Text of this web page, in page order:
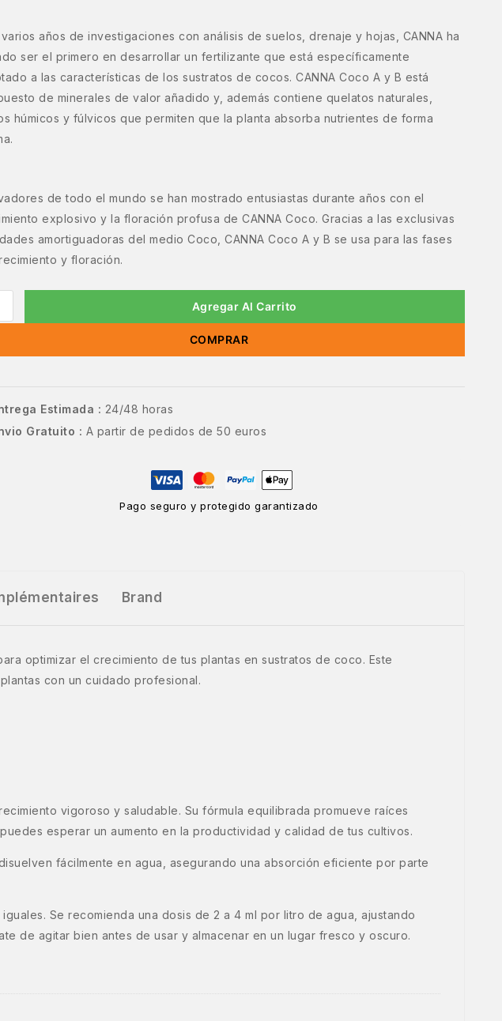
años de investigaciones con análisis de suelos, drenaje y hojas, CANNA ha
ser el primero en desarrollar un fertilizante que está específicamente
a las características de los sustratos de cocos. CANNA Coco A y B está
de minerales de valor añadido y, además contiene quelatos naturales,
húmicos y fúlvicos que permiten que la planta absorba nutrientes de forma
de todo el mundo se han mostrado entusiastas durante años con el
explosivo y la floración profusa de CANNA Coco. Gracias a las exclusivas
amortiguadoras del medio Coco, CANNA Coco A y B se usa para las fases
y floración.
Agregar Al Carrito
COMPRAR
Estimada : 24/48 horas
Gratuito : A partir de pedidos de 50 euros
Pago seguro y protegido garantizado
Brand
optimizar el crecimiento de tus plantas en sustratos de coco. Este
con un cuidado profesional.
vigoroso y saludable. Su fórmula equilibrada promueve raíces
esperar un aumento en la productividad y calidad de tus cultivos.
fácilmente en agua, asegurando una absorción eficiente por parte
Se recomienda una dosis de 2 a 4 ml por litro de agua, ajustando
de agitar bien antes de usar y almacenar en un lugar fresco y oscuro.